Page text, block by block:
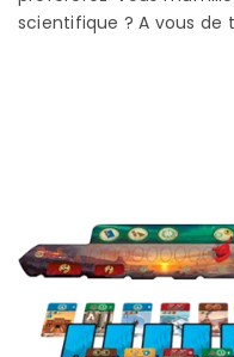
scientifique ? A vous de